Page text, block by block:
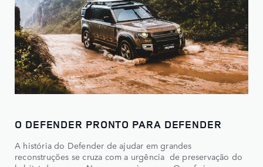
O DEFENDER PRONTO PARA DEFENDER
A história do Defender de ajudar em grandes
reconstruções se cruza com a urgência de preservação do